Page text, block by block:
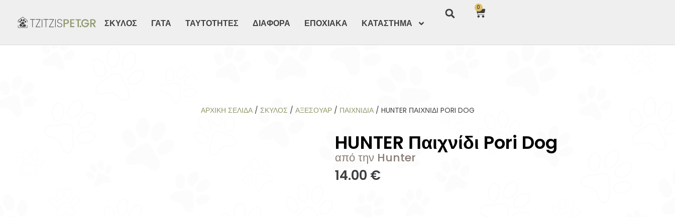
ΣΚΥΛΟΣ ΓΑΤΑ ΤΑΥΤΟΤΗΤΕΣ ΔΙΑΦΟΡΑ ΕΠΟΧΙΑΚΑ ΚΑΤΑΣΤΗΜΑ
0
ΑΡΧΙΚΉ ΣΕΛΊΔΑ/ ΣΚΥΛΟΣ / ΑΞΕΣΟΥΑΡ/ ΠΑΙΧΝΊΔΙΑ/ HUNTER ΠΑΙΧΝΊΔΙ PORI DOG
HUNTER Παιχνίδι Pori Dog
από την Hunter
14.00 €